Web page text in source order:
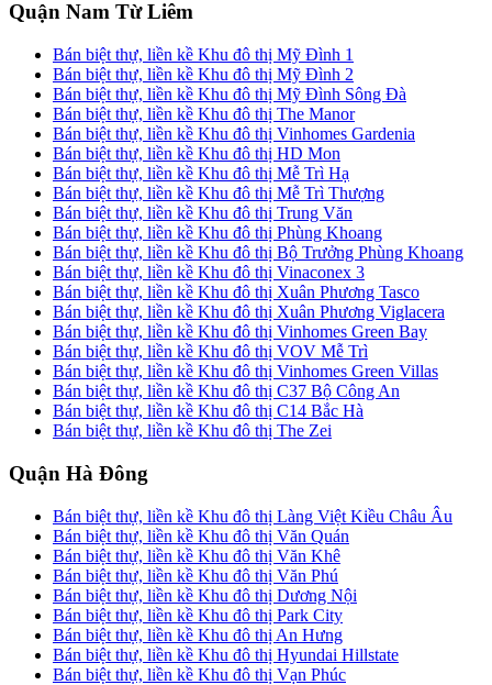
Quận Nam Từ Liêm
Bán biệt thự, liền kề Khu đô thị Mỹ Đình 1
Bán biệt thự, liền kề Khu đô thị Mỹ Đình 2
Bán biệt thự, liền kề Khu đô thị Mỹ Đình Sông Đà
Bán biệt thự, liền kề Khu đô thị The Manor
Bán biệt thự, liền kề Khu đô thị Vinhomes Gardenia
Bán biệt thự, liền kề Khu đô thị HD Mon
Bán biệt thự, liền kề Khu đô thị Mễ Trì Hạ
Bán biệt thự, liền kề Khu đô thị Mễ Trì Thượng
Bán biệt thự, liền kề Khu đô thị Trung Văn
Bán biệt thự, liền kề Khu đô thị Phùng Khoang
Bán biệt thự, liền kề Khu đô thị Bộ Trưởng Phùng Khoang
Bán biệt thự, liền kề Khu đô thị Vinaconex 3
Bán biệt thự, liền kề Khu đô thị Xuân Phương Tasco
Bán biệt thự, liền kề Khu đô thị Xuân Phương Viglacera
Bán biệt thự, liền kề Khu đô thị Vinhomes Green Bay
Bán biệt thự, liền kề Khu đô thị VOV Mễ Trì
Bán biệt thự, liền kề Khu đô thị Vinhomes Green Villas
Bán biệt thự, liền kề Khu đô thị C37 Bộ Công An
Bán biệt thự, liền kề Khu đô thị C14 Bắc Hà
Bán biệt thự, liền kề Khu đô thị The Zei
Quận Hà Đông
Bán biệt thự, liền kề Khu đô thị Làng Việt Kiều Châu Âu
Bán biệt thự, liền kề Khu đô thị Văn Quán
Bán biệt thự, liền kề Khu đô thị Văn Khê
Bán biệt thự, liền kề Khu đô thị Văn Phú
Bán biệt thự, liền kề Khu đô thị Dương Nội
Bán biệt thự, liền kề Khu đô thị Park City
Bán biệt thự, liền kề Khu đô thị An Hưng
Bán biệt thự, liền kề Khu đô thị Hyundai Hillstate
Bán biệt thự, liền kề Khu đô thị Vạn Phúc